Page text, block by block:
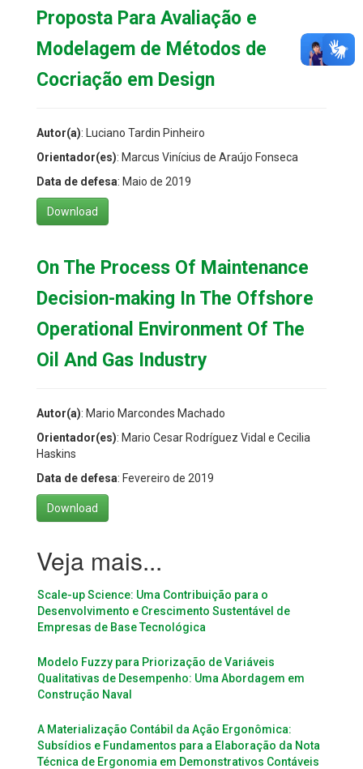
Proposta Para Avaliação e
Modelagem de Métodos de
Cocriação em Design
Autor(a): Luciano Tardin Pinheiro
Orientador(es): Marcus Vinícius de Araújo Fonseca
Data de defesa: Maio de 2019
Download
On The Process Of Maintenance
Decision-making In The Offshore
Operational Environment Of The
Oil And Gas Industry
Autor(a): Mario Marcondes Machado
Orientador(es): Mario Cesar Rodríguez Vidal e Cecilia
Haskins
Data de defesa: Fevereiro de 2019
Download
Scale-up Science: Uma Contribuição para o
Desenvolvimento e Crescimento Sustentável de
Empresas de Base Tecnológica
Modelo Fuzzy para Priorização de Variáveis
Qualitativas de Desempenho: Uma Abordagem em
Construção Naval
A Materialização Contábil da Ação Ergonômica:
Subsídios e Fundamentos para a Elaboração da Nota
Técnica de Ergonomia em Demonstrativos Contáveis